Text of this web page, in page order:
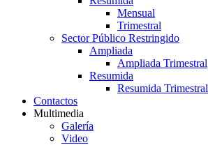
Mensual
Trimestral
Sector Público Restringido
Ampliada
Ampliada Trimestral
Resumida
Resumida Trimestral
Contactos
Multimedia
Galería
Video